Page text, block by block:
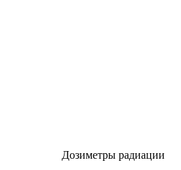
Дозиметры радиации